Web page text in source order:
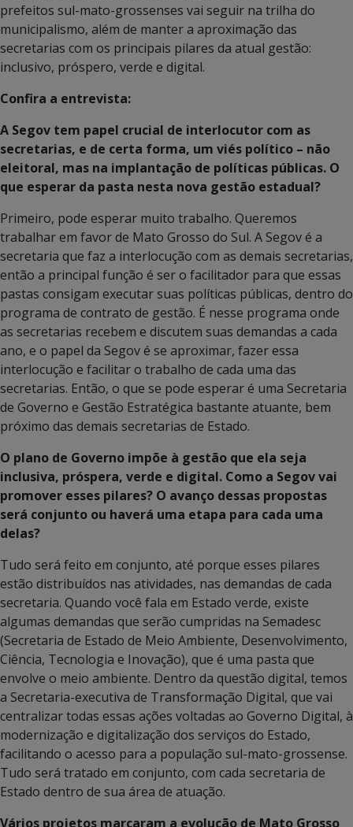
prefeitos sul-mato-grossenses vai seguir na trilha do
municipalismo, além de manter a aproximação das
secretarias com os principais pilares da atual gestão:
inclusivo, próspero, verde e digital.
Confira a entrevista:
A Segov tem papel crucial de interlocutor com as
secretarias, e de certa forma, um viés político – não
eleitoral, mas na implantação de políticas públicas. O
que esperar da pasta nesta nova gestão estadual?
Primeiro, pode esperar muito trabalho. Queremos
trabalhar em favor de Mato Grosso do Sul. A Segov é a
secretaria que faz a interlocução com as demais secretarias,
então a principal função é ser o facilitador para que essas
pastas consigam executar suas políticas públicas, dentro do
programa de contrato de gestão. É nesse programa onde
as secretarias recebem e discutem suas demandas a cada
ano, e o papel da Segov é se aproximar, fazer essa
interlocução e facilitar o trabalho de cada uma das
secretarias. Então, o que se pode esperar é uma Secretaria
de Governo e Gestão Estratégica bastante atuante, bem
próximo das demais secretarias de Estado.
O plano de Governo impõe à gestão que ela seja
inclusiva, próspera, verde e digital. Como a Segov vai
promover esses pilares? O avanço dessas propostas
será conjunto ou haverá uma etapa para cada uma
delas?
Tudo será feito em conjunto, até porque esses pilares
estão distribuídos nas atividades, nas demandas de cada
secretaria. Quando você fala em Estado verde, existe
algumas demandas que serão cumpridas na Semadesc
(Secretaria de Estado de Meio Ambiente, Desenvolvimento,
Ciência, Tecnologia e Inovação), que é uma pasta que
envolve o meio ambiente. Dentro da questão digital, temos
a Secretaria-executiva de Transformação Digital, que vai
centralizar todas essas ações voltadas ao Governo Digital, à
modernização e digitalização dos serviços do Estado,
facilitando o acesso para a população sul-mato-grossense.
Tudo será tratado em conjunto, com cada secretaria de
Estado dentro de sua área de atuação.
Vários projetos marcaram a evolução de Mato Grosso